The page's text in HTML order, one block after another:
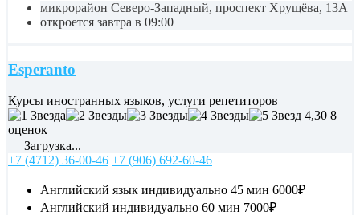
микрорайон Северо-Западный, проспект Хрущёва, 13А
откроется завтра в 09:00
Esperanto
Курсы иностранных языков, услуги репетиторов
4,30 8
оценок
Загрузка...
+7 (4712) 36-00-46 +7 (906) 692-60-46
Английский язык индивидуально 45 мин 6000₽
Английский индивидуально 60 мин 7000₽